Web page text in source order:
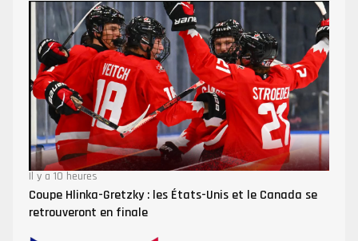
Il y a 10 heures
Coupe Hlinka-Gretzky : les États-Unis et le Canada se
retrouveront en finale